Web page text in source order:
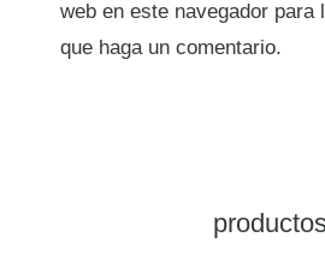
web en este navegador para
que haga un comentario.